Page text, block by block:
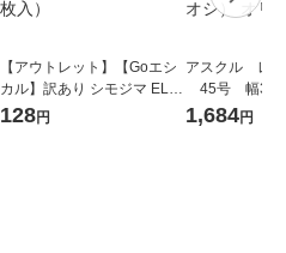
【アウトレット】【Goエシ
カル】訳あり シモジマ ELP
ポリエチレン袋 No.8 130×2
128円
アスクル レジ
45号 幅
mm×縦
1,684円